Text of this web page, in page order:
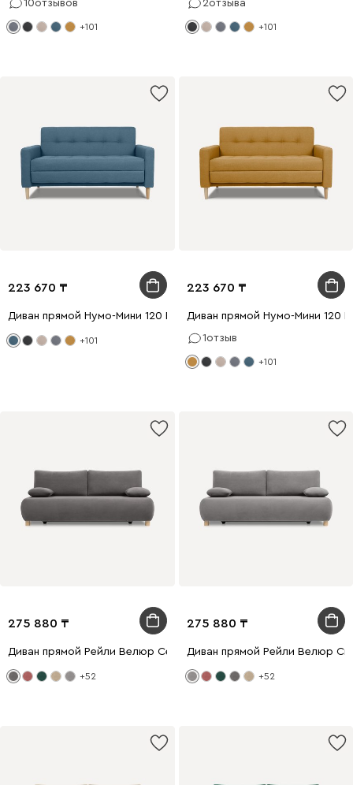
10отзывов
+101
2отзыва
+101
223 670
Диван прямой Нумо-Мини 120 Рогожка Голубой
+101
223 670
Диван прямой Нумо-Мини 120
1отзыв
+101
275 880
Диван прямой Рейли Велюр Серый
+52
275 880
Диван прямой Рейли Велюр
+52